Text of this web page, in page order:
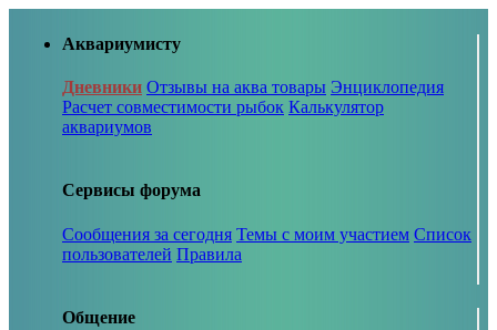
Аквариумисту
Дневники Отзывы на аква товары Энциклопедия
Расчет совместимости рыбок Калькулятор
аквариумов
Сервисы форума
Сообщения за сегодня Темы с моим участием Список
пользователей Правила
Общение